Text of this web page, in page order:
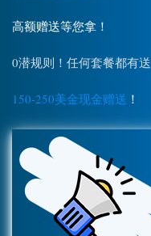
高额赠送等您拿！
0潜规则！任何套餐都有送
150-250美金现金赠送 ！